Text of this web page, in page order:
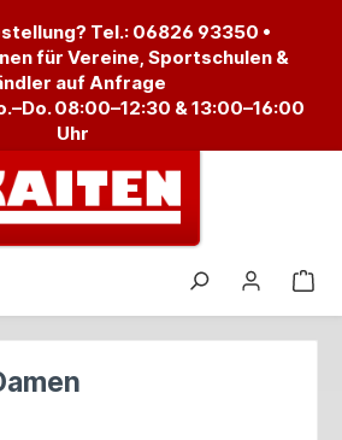
Tel.: 06826 93350 •
für Vereine, Sportschulen &
auf Anfrage
08:00–12:30 & 13:00–16:00
Uhr